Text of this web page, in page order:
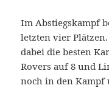
Im Abstiegskampf
letzten vier
dabei die besten
Rovers auf 8 und
noch in den Kampf